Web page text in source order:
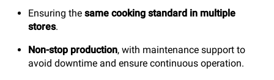
Ensuring the same cooking standard in multiple
stores.
Non-stop production, with maintenance support to
avoid downtime and ensure continuous operation.